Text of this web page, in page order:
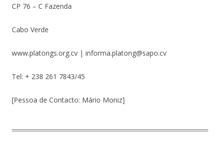
CP 76 – C Fazenda
Cabo Verde
www.platongs.org.cv | informa.platong@sapo.cv
Tel: + 238 261 7843/45
[Pessoa de Contacto: Mário Moniz]